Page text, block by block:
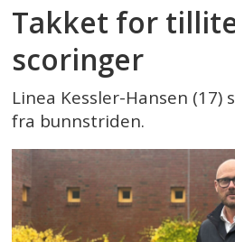
Takket for
scoringer
Linea Kessler-Hansen
fra bunnstriden.